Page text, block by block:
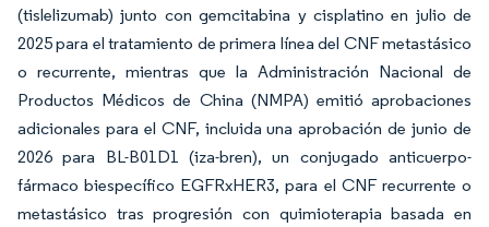
(tislelizumab) junto con gemcitabina y cisplatino en julio de
2025 para el tratamiento de primera línea del CNF metastásico
o recurrente, mientras que la Administración Nacional de
Productos Médicos de China (NMPA) emitió aprobaciones
adicionales para el CNF, incluida una aprobación de junio de
2026 para BL-B01D1 (iza-bren), un conjugado anticuerpo-
fármaco biespecífico EGFRxHER3, para el CNF recurrente o
metastásico tras progresión con quimioterapia basada en